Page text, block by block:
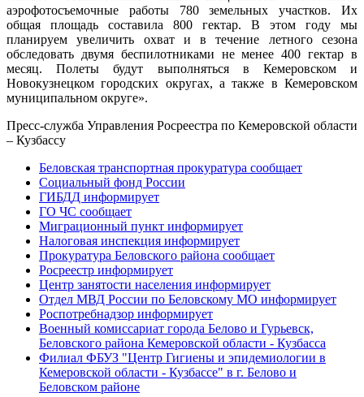
аэрофотосъемочные работы 780 земельных участков. Их
общая площадь составила 800 гектар. В этом году мы
планируем увеличить охват и в течение летного сезона
обследовать двумя беспилотниками не менее 400 гектар в
месяц. Полеты будут выполняться в Кемеровском и
Новокузнецком городских округах, а также в Кемеровском
муниципальном округе».
Пресс-служба Управления Росреестра по Кемеровской области
– Кузбассу
Беловская транспортная прокуратура сообщает
Социальный фонд России
ГИБДД информирует
ГО ЧС сообщает
Миграционный пункт информирует
Налоговая инспекция информирует
Прокуратура Беловского района сообщает
Росреестр информирует
Центр занятости населения информирует
Отдел МВД России по Беловскому МО информирует
Роспотребнадзор информирует
Военный комиссариат города Белово и Гурьевск,
Беловского района Кемеровской области - Кузбасса
Филиал ФБУЗ "Центр Гигиены и эпидемиологии в
Кемеровской области - Кузбассе" в г. Белово и
Беловском районе